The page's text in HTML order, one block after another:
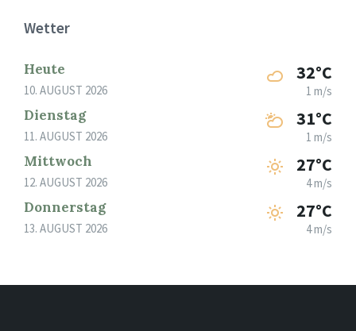
Wetter
Heute
10. AUGUST 2026
32°C
1 m/s
Dienstag
11. AUGUST 2026
31°C
1 m/s
Mittwoch
12. AUGUST 2026
27°C
4 m/s
Donnerstag
13. AUGUST 2026
27°C
4 m/s